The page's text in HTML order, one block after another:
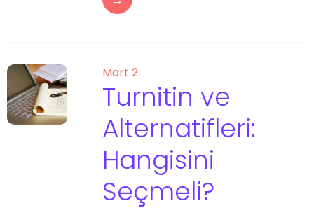
Mart 2
Turnitin ve
Alternatifleri:
Hangisini
Seçmeli?